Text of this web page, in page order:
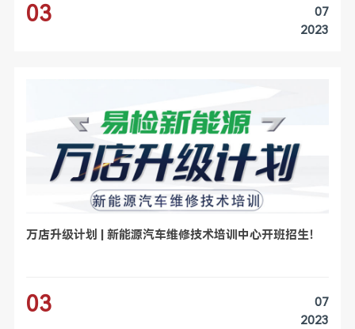
03
07
2023
万店升级计划 | 新能源汽车维修技术培训中心开班招生！
03
07
2023